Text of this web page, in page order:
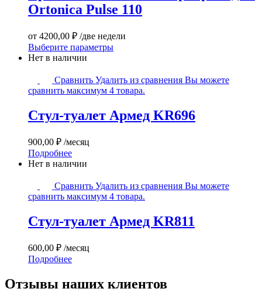
на
странице
Рulsе
110
Оrtоniса Рulsе 110
от 4200,00 ₽ /две недели
Выберите параметрыЭтот
несколько
вариаций.
можно
выбрать
Нет в наличии
туалет
KR696
Сравнить Удалить из сравнения Вы можете
сравнить максимум 4 товара.
Стул-туалет Армед KR696
900,00 ₽ /месяц
Подробнее
Нет в наличии
туалет
KR811
Сравнить Удалить из сравнения Вы можете
сравнить максимум 4 товара.
Стул-туалет Армед KR811
600,00 ₽ /месяц
Подробнее
Отзывы наших клиентов